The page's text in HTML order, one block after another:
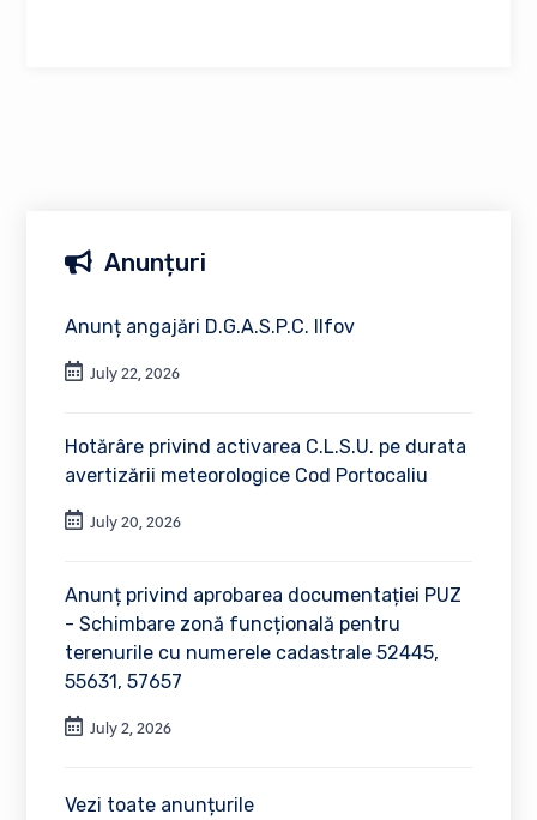
Anunțuri
Anunț angajări D.G.A.S.P.C. Ilfov
July 22, 2026
Hotărâre privind activarea C.L.S.U. pe durata
avertizării meteorologice Cod Portocaliu
July 20, 2026
Anunț privind aprobarea documentației PUZ
- Schimbare zonă funcțională pentru
terenurile cu numerele cadastrale 52445,
55631, 57657
July 2, 2026
Vezi toate anunțurile